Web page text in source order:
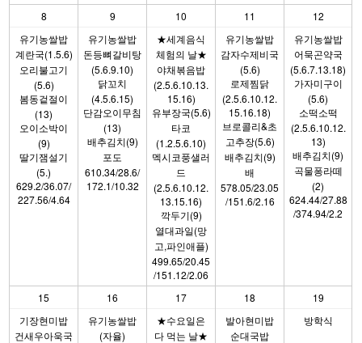
8
유기농쌀밥
계란국(1.5.6)
오리불고기
(5.6)
봄동겉절이
(13)
오이소박이
(9)
딸기잼설기
(5.)
629.2/36.07/
227.56/4.64
9
유기농쌀밥
돈등뼈갈비탕
(5.6.9.10)
닭꼬치
(4.5.6.15)
단감오이무침
(13)
배추김치(9)
포도
610.34/28.6/
172.1/10.32
10
★세계음식
체험의 날★
야채볶음밥
(2.5.6.10.13.
15.16)
유부장국(5.6)
타코
(1.2.5.6.10)
멕시코풍샐러
드
(2.5.6.10.12.
13.15.16)
깍두기(9)
열대과일(망
고,파인애플)
499.65/20.45
/151.12/2.06
11
유기농쌀밥
감자수제비국
(5.6)
로제찜닭
(2.5.6.10.12.
15.16.18)
브로콜리&초
고추장(5.6)
배추김치(9)
배
578.05/23.05
/151.6/2.16
12
유기농쌀밥
어묵곤약국
(5.6.7.13.18)
가자미구이
(5.6)
소떡소떡
(2.5.6.10.12.
13)
배추김치(9)
곡물퐁라떼
(2)
624.44/27.88
/374.94/2.2
15
기장현미밥
건새우아욱국
16
유기농쌀밥
(자율)
17
★수요일은
다 먹는 날★
18
발아현미밥
순대국밥
19
방학식